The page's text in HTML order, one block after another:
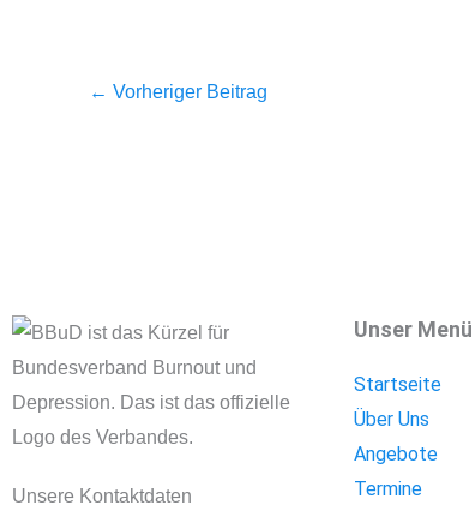
← Vorheriger Beitrag
Unsere Kontaktdaten
Unser Menü
Startseite
Über Uns
Angebote
Termine